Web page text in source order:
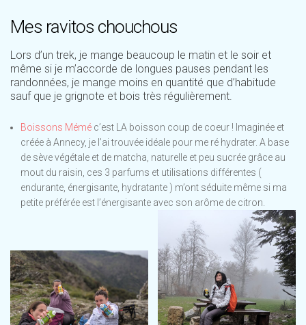
Mes ravitos chouchous
Lors d’un trek, je mange beaucoup le matin et le soir et
même si je m’accorde de longues pauses pendant les
randonnées, je mange moins en quantité que d’habitude
sauf que je grignote et bois très régulièrement.
Boissons Mémé c’est LA boisson coup de coeur ! Imaginée et
créée à Annecy, je l’ai trouvée idéale pour me ré hydrater. A base
de sève végétale et de matcha, naturelle et peu sucrée grâce au
mout du raisin, ces 3 parfums et utilisations différentes (
endurante, énergisante, hydratante ) m’ont séduite même si ma
petite préférée est l’énergisante avec son arôme de citron.